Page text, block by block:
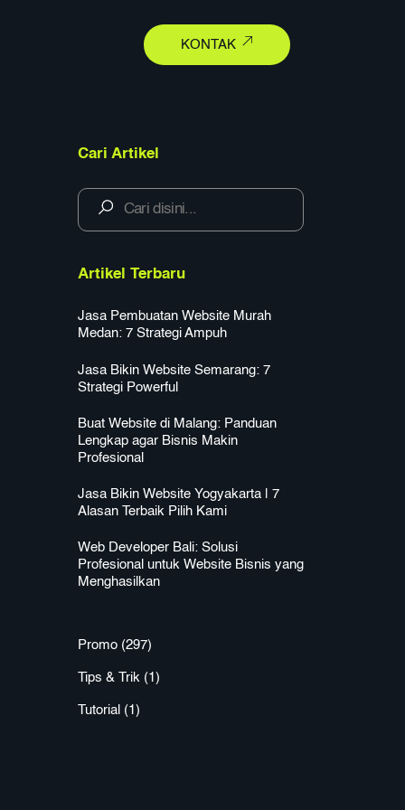
KONTAK
Cari Artikel
Artikel Terbaru
Jasa Pembuatan Website Murah
Medan: 7 Strategi Ampuh
Jasa Bikin Website Semarang: 7
Strategi Powerful
Buat Website di Malang: Panduan
Lengkap agar Bisnis Makin
Profesional
Jasa Bikin Website Yogyakarta | 7
Alasan Terbaik Pilih Kami
Web Developer Bali: Solusi
Profesional untuk Website Bisnis yang
Menghasilkan
Promo (297)
Tips & Trik (1)
Tutorial (1)